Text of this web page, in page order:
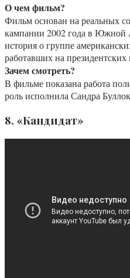
О чем фильм?
Фильм основан на реальных
кампании 2002 года в
история о группе
работавших на
Зачем смотреть?
В фильме показана работа
роль исполнила Сандра
8. «Кандидат»